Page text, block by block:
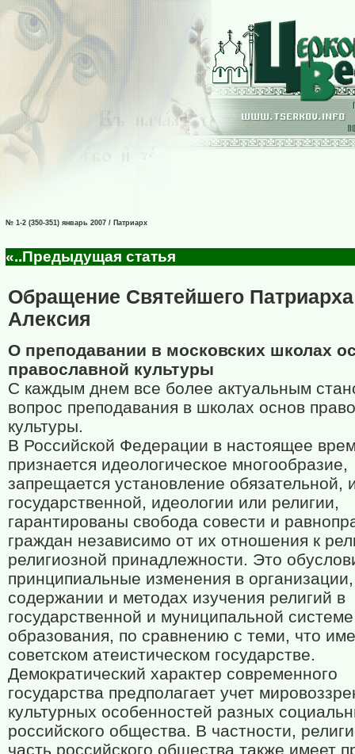
№ 1-2 (350-351) январь 2007 / Патриарх
«..Предыдущая статья
Обращение Святейшего Патриарха
Алексия
О преподавании в московских школах
православной культуры
С каждым днем все более актуальным
вопрос преподавания в школах основ
культуры.
В Российской Федерации в настоящее
признается идеологическое многообразие,
запрещается установление обязательной,
государственной, идеологии или религии,
гарантированы свобода совести и
граждан независимо от их отношения к
религиозной принадлежности. Это
принципиальные изменения в организации,
содержании и методах изучения религий в
государственной и муниципальной системе
образования, по сравнению с теми, что
советском атеистическом государстве.
Демократический характер современного
государства предполагает учет
культурных особенностей разных
российского общества. В частности,
часть российского общества также имеет